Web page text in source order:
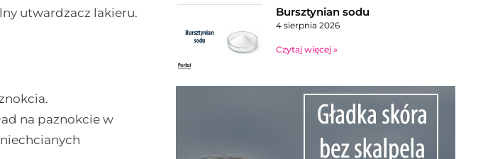
utwardzacz lakieru.
na paznokcie w
Bursztynian sodu
4 sierpnia 2026
Czytaj więcej »